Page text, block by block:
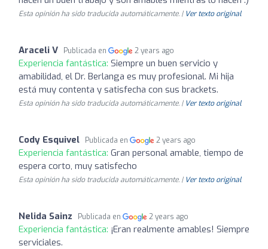
Esta opinión ha sido traducida automáticamente. | Ver texto original
Araceli V Publicada en 2 years ago
Experiencia fantástica: Siempre un buen servicio y
amabilidad, el Dr. Berlanga es muy profesional. Mi hija
está muy contenta y satisfecha con sus brackets.
Esta opinión ha sido traducida automáticamente. | Ver texto original
Cody Esquivel Publicada en 2 years ago
Experiencia fantástica: Gran personal amable, tiempo de
espera corto, muy satisfecho
Esta opinión ha sido traducida automáticamente. | Ver texto original
Nelida Sainz Publicada en 2 years ago
Experiencia fantástica: ¡Eran realmente amables! Siempre
serviciales.